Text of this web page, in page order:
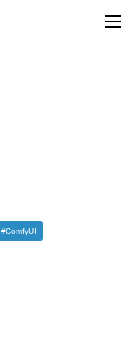
t
o
#ComfyUI